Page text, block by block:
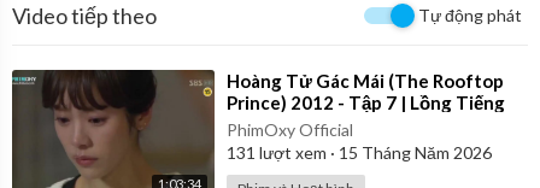
Video tiếp theo Tự động phát
1:03:34
⁣Hoàng Tử Gác Mái (The Rooftop
Prince) 2012 - Tập 7 | Lồng Tiếng
PhimOxy Official
131 lượt xem · 15 Tháng Năm 2026